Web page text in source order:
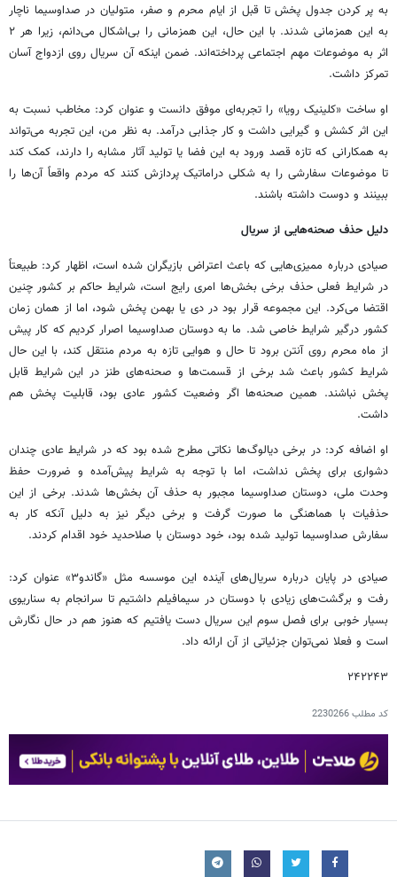
به پر کردن جدول پخش تا قبل از ایام محرم و صفر، متولیان در صداوسیما ناچار
به این همزمانی شدند. با این حال، این همزمانی را بی‌اشکال می‌دانم، زیرا هر ۲
اثر به موضوعات مهم اجتماعی پرداخته‌اند. ضمن اینکه آن سریال روی ازدواج آسان
تمرکز داشت.
او ساخت «کلینیک رویا» را تجربه‌ای موفق دانست و عنوان کرد: مخاطب نسبت به
این اثر کشش و گیرایی داشت و کار جذابی درآمد. به نظر من، این تجربه می‌تواند
به همکارانی که تازه قصد ورود به این فضا یا تولید آثار مشابه را دارند، کمک کند
تا موضوعات سفارشی را به شکلی دراماتیک پردازش کنند که مردم واقعاً آن‌ها را
ببینند و دوست داشته باشند.
دلیل حذف صحنه‌هایی از سریال
صیادی درباره ممیزی‌هایی که باعث اعتراض بازیگران شده است، اظهار کرد: طبیعتاً
در شرایط فعلی حذف برخی بخش‌ها امری رایج است، شرایط حاکم بر کشور چنین
اقتضا می‌کرد. این مجموعه قرار بود در دی‌ یا بهمن‌ پخش شود، اما از همان زمان
کشور درگیر شرایط خاصی شد. ما به دوستان صداوسیما اصرار کردیم که کار پیش
از ماه محرم روی آنتن برود تا حال و هوایی تازه به مردم منتقل کند، با این حال
شرایط کشور باعث شد برخی از قسمت‌ها و صحنه‌های طنز در این شرایط قابل
پخش نباشند. همین صحنه‌ها اگر وضعیت کشور عادی بود، قابلیت پخش هم
داشت.
او اضافه کرد: در برخی دیالوگ‌ها نکاتی مطرح شده بود که در شرایط عادی چندان
دشواری برای پخش نداشت، اما با توجه به شرایط پیش‌آمده و ضرورت حفظ
وحدت ملی، دوستان صداوسیما مجبور به حذف آن بخش‌ها شدند. برخی از این
حذفیات با هماهنگی ما صورت گرفت و برخی دیگر نیز به دلیل آنکه کار به
سفارش صداوسیما تولید شده بود، خود دوستان با صلاحدید خود اقدام کردند.
صیادی در پایان درباره سریال‌های آینده این موسسه مثل «گاندو۳» عنوان کرد:
رفت و برگشت‌های زیادی با دوستان در سیمافیلم داشتیم تا سرانجام به سناریوی
بسیار خوبی برای فصل سوم این سریال دست یافتیم که هنوز هم در حال نگارش
است و فعلا نمی‌توان جزئیاتی از آن ارائه داد.
۲۴۲۲۴۳
کد مطلب2230266